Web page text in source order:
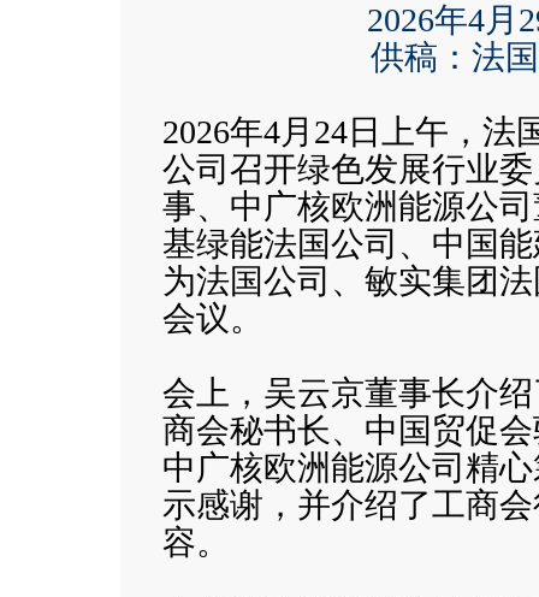
2026年4月
供稿：法
2026年4月24日上午，
公司召开绿色发展行业
事、中广核欧洲能源公
基绿能法国公司、中国
为法国公司、敏实集团
会议。
会上，吴云京董事长介
商会秘书长、中国贸促
中广核欧洲能源公司精
示感谢，并介绍了工商
容。